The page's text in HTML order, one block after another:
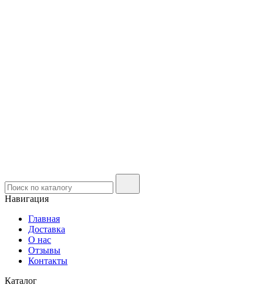
Навигация
Главная
Доставка
О нас
Отзывы
Контакты
Каталог